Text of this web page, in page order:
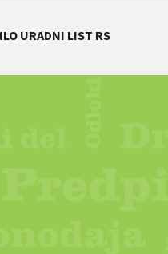
URADNI LIST RS